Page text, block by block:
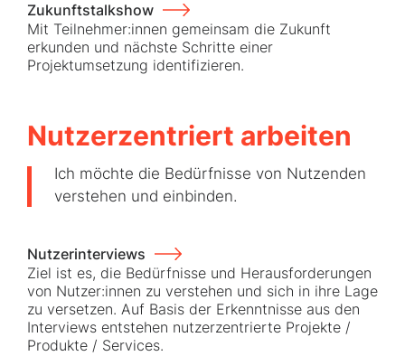
Zukunftstalkshow
Mit Teilnehmer:innen gemeinsam die Zukunft
erkunden und nächste Schritte einer
Projektumsetzung identifizieren.
Nutzerzentriert arbeiten
Ich möchte die Bedürfnisse von Nutzenden
verstehen und einbinden.
Nutzerinterviews
Ziel ist es, die Bedürfnisse und Herausforderungen
von Nutzer:innen zu verstehen und sich in ihre Lage
zu versetzen. Auf Basis der Erkenntnisse aus den
Interviews entstehen nutzerzentrierte Projekte /
Produkte / Services.